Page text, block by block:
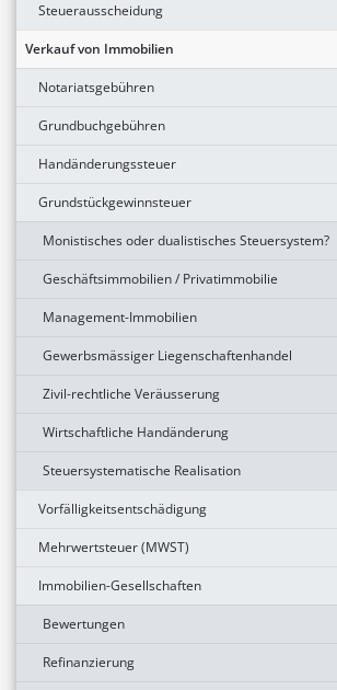
Steuerausscheidung
Verkauf von Immobilien
Notariatsgebühren
Grundbuchgebühren
Handänderungssteuer
Grundstückgewinnsteuer
Monistisches oder dualistisches Steuersystem?
Geschäftsimmobilien / Privatimmobilie
Management-Immobilien
Gewerbsmässiger Liegenschaftenhandel
Zivil-rechtliche Veräusserung
Wirtschaftliche Handänderung
Steuersystematische Realisation
Vorfälligkeitsentschädigung
Mehrwertsteuer (MWST)
Immobilien-Gesellschaften
Bewertungen
Refinanzierung